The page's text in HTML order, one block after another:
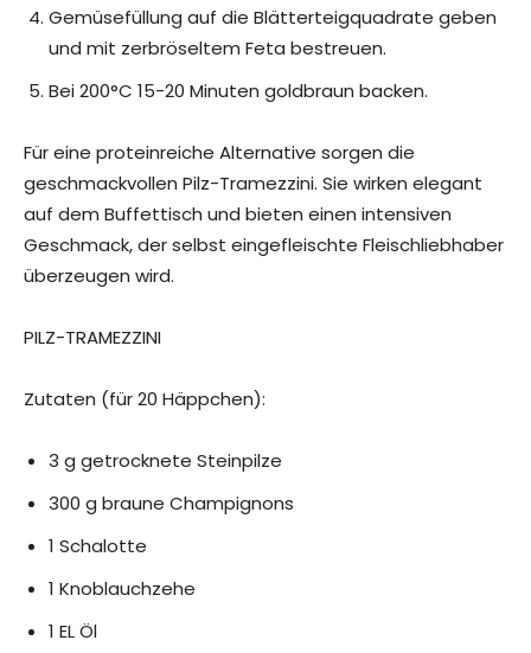
Gemüsefüllung auf die Blätterteigquadrate geben
und mit zerbröseltem Feta bestreuen.
Bei 200°C 15-20 Minuten goldbraun backen.
Für eine proteinreiche Alternative sorgen die
geschmackvollen Pilz-Tramezzini. Sie wirken elegant
auf dem Buffettisch und bieten einen intensiven
Geschmack, der selbst eingefleischte Fleischliebhaber
überzeugen wird.
PILZ-TRAMEZZINI
Zutaten (für 20 Häppchen):
3 g getrocknete Steinpilze
300 g braune Champignons
1 Schalotte
1 Knoblauchzehe
1 EL Öl